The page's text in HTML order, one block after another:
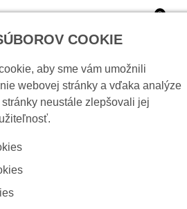
0
PRODUKTY
COOKIE
aby sme vám umožnili
webovej stránky a vďaka analýze
neustále zlepšovali jej